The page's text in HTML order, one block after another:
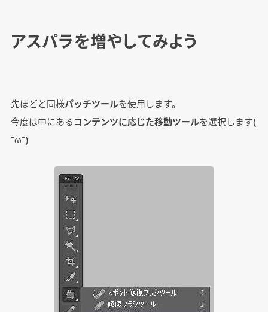
アスパラを増やしてみよう
先ほどと同様パッチツールを使用します。
今度は中にあるコンテンツに応じた移動ツールを選択します(
˘ω˘)